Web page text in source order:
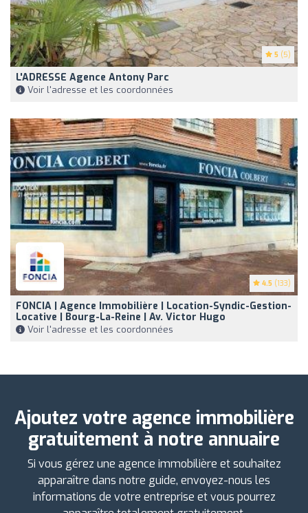
5 (5)
L'ADRESSE Agence Antony Parc
Voir l'adresse et les coordonnées
4.5 (133)
FONCIA | Agence Immobilière | Location-Syndic-Gestion-
Locative | Bourg-La-Reine | Av. Victor Hugo
Voir l'adresse et les coordonnées
Ajoutez votre agence immobilière
gratuitement à notre annuaire
Si vous gérez une agence immobilière et souhaitez
apparaître dans notre guide, envoyez-nous les
informations de votre entreprise et vous pourrez